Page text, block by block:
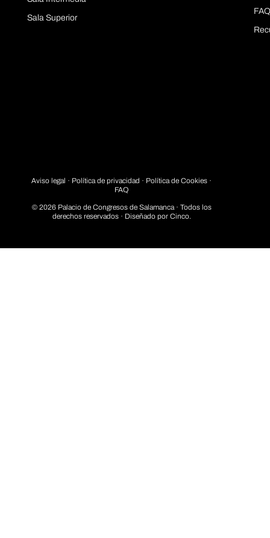
Sala Superior
Aviso legal · Política de privacidad · Política de Cookies ·
FAQ
© 2026 Palacio de Congresos de Salamanca · Todos los
derechos reservados · Diseñado por Cinco.